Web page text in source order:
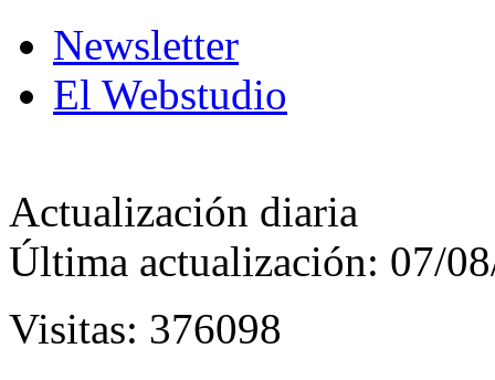
Newsletter
El Webstudio
Actualización diaria
Última actualización: 07/
Visitas: 376098